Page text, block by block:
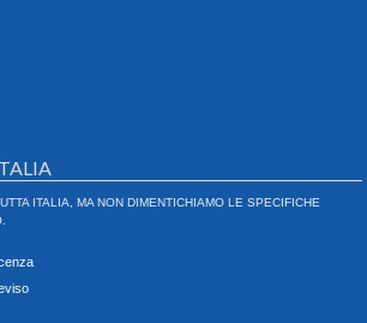
ITALIA, MA NON DIMENTICHIAMO LE SPECIFICHE